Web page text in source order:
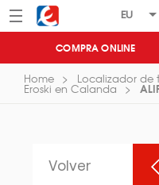
Menú Eroski
COMPRA ONLINE
Home Localizador de
Eroski en Calanda
Volver